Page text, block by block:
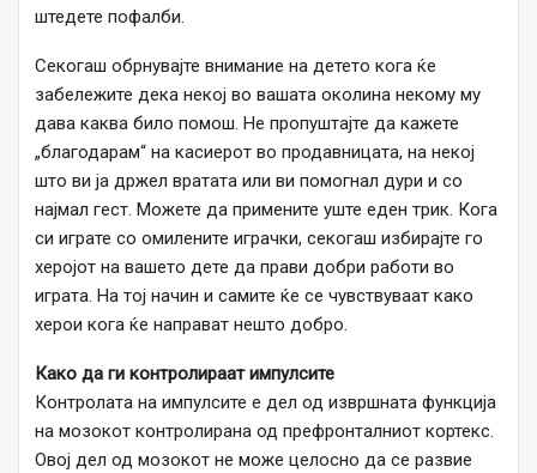
штедете пофалби.
Секогаш обрнувајте внимание на детето кога ќе
забележите дека некој во вашата околина некому му
дава каква било помош. Не пропуштајте да кажете
„благодарам“ на касиерот во продавницата, на некој
што ви ја држел вратата или ви помогнал дури и со
најмал гест. Можете да примените уште еден трик. Кога
си играте со омилените играчки, секогаш избирајте го
херојот на вашето дете да прави добри работи во
играта. На тој начин и самите ќе се чувствуваат како
херои кога ќе направат нешто добро.
Како да ги контролираат импулсите
Контролата на импулсите е дел од извршната функција
на мозокот контролирана од префронталниот кортекс.
Овој дел од мозокот не може целосно да се развие